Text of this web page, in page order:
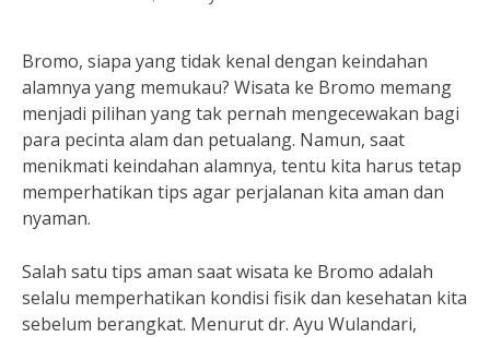
Bromo, siapa yang tidak kenal dengan keindahan
alamnya yang memukau? Wisata ke Bromo memang
menjadi pilihan yang tak pernah mengecewakan bagi
para pecinta alam dan petualang. Namun, saat
menikmati keindahan alamnya, tentu kita harus tetap
memperhatikan tips agar perjalanan kita aman dan
nyaman.
Salah satu tips aman saat wisata ke Bromo adalah
selalu memperhatikan kondisi fisik dan kesehatan kita
sebelum berangkat. Menurut dr. Ayu Wulandari,